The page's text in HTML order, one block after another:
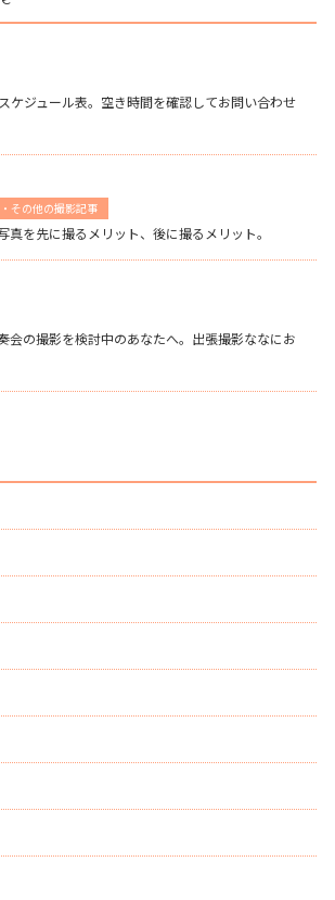
ケジュール表。空き時間を確認してお問い合わせ
その他の撮影記事
真を先に撮るメリット、後に撮るメリット。
会の撮影を検討中のあなたへ。出張撮影ななにお